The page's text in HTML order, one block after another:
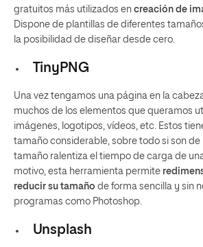
gratuitos más utilizados en creación de
Dispone de plantillas de diferentes
la posibilidad de diseñar desde cero.
TinyPNG
Una vez tengamos una página en la
muchos de los elementos que queramos
imágenes, logotipos, vídeos, etc. Estos
tamaño considerable, sobre todo si son de
tamaño ralentiza el tiempo de carga de
motivo, esta herramienta permite
reducir su tamaño de forma sencilla y sin
programas como Photoshop.
Unsplash